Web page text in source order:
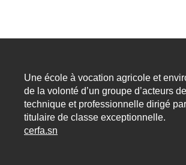
Une école à vocation agricole et
de la volonté d’un groupe d’acteurs
technique et professionnelle dirigé
titulaire de classe exceptionnelle.
cerfa.sn